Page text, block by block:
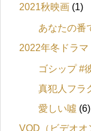
2021秋映画 (1)
あなたの
2022年冬ドラマ
ゴシップ #
真犯人フラ
愛しい噓 (6)
VOD（ビデオオ